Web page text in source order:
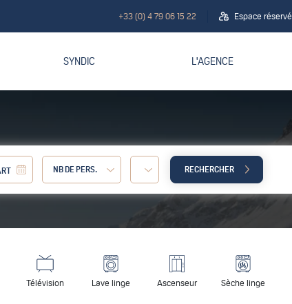
+33 (0) 4 79 06 15 22 Espace réservé
SYNDIC L'AGENCE
NB DE PERS.
Adulte : Enfant :
RECHERCHER
Télévision Lave linge Ascenseur Sèche linge